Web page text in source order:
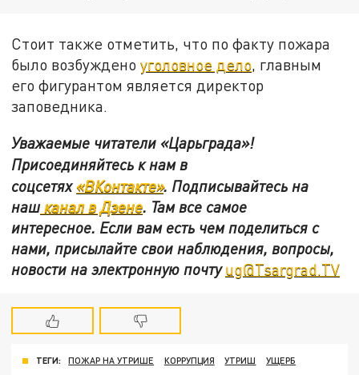
Стоит также отметить, что по факту пожара
было возбужденоуголовное дело, главным
его фигурантом является директор
заповедника.
Уважаемые читатели «Царьграда»!
Присоединяйтесь к нам в
соцсетях«ВКонтакте». Подписывайтесь на
нашканал в Дзене. Там все самое
интересное. Если вам есть чем поделиться с
нами, присылайте свои наблюдения, вопросы,
новости на электронную почтуug@Tsargrad.TV
ТЕГИ: ПОЖАР НА УТРИШЕ КОРРУПЦИЯ УТРИШ УЩЕРБ